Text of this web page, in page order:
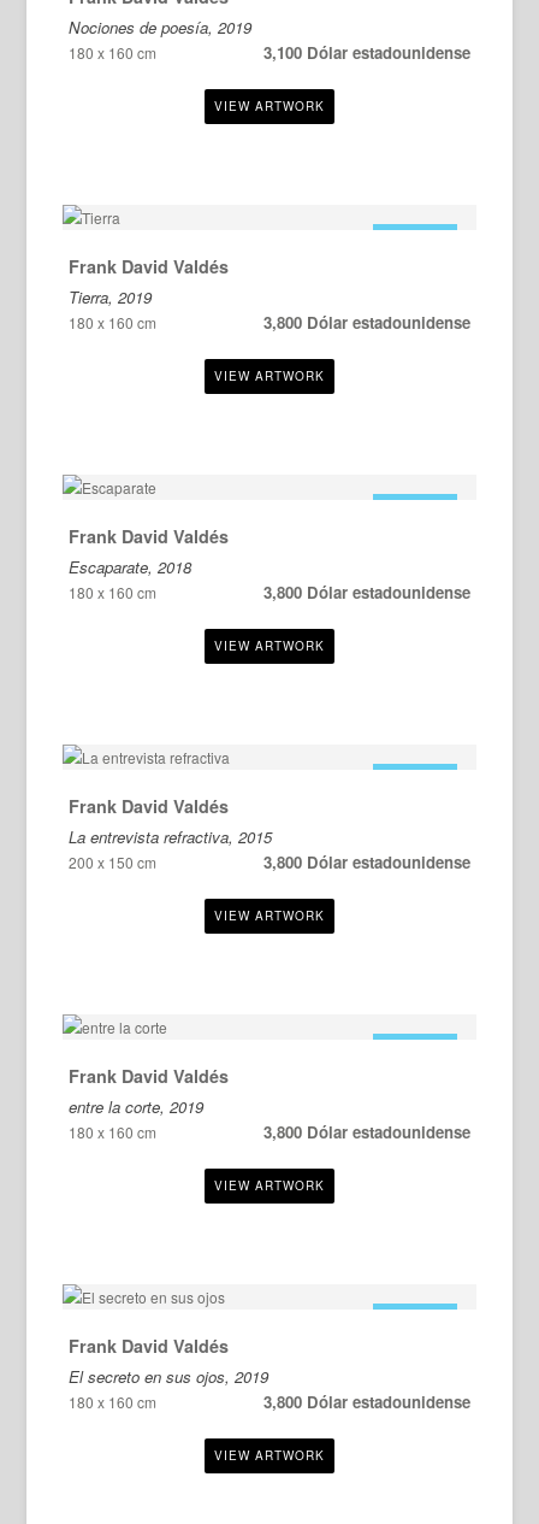
Nociones de poesía, 2019
180 x 160 cm 3,100 Dólar estadounidense
Frank David Valdés
Tierra, 2019
180 x 160 cm 3,800 Dólar estadounidense
Frank David Valdés
Escaparate, 2018
180 x 160 cm 3,800 Dólar estadounidense
Frank David Valdés
La entrevista refractiva, 2015
200 x 150 cm 3,800 Dólar estadounidense
Frank David Valdés
entre la corte, 2019
180 x 160 cm 3,800 Dólar estadounidense
Frank David Valdés
El secreto en sus ojos, 2019
180 x 160 cm 3,800 Dólar estadounidense